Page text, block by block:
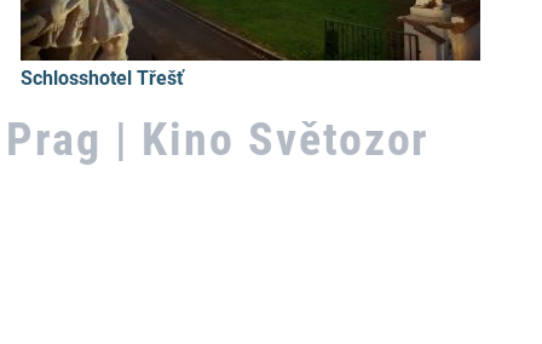
Berghotel Flora, Dolní Mísecky
Prag | Kino Světozor